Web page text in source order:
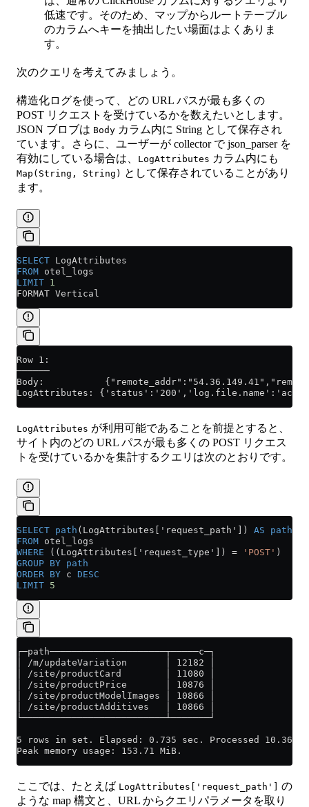
低速です。そのため、マップからルートテーブル
のカラムへキーを抽出したい場面はよくありま
す。
次のクエリを考えてみましょう。
構造化ログを使って、どの URL パスが最も多くの
POST リクエストを受けているかを数えたいとします。
JSON ブロブは Body カラム内に String として保存され
ています。さらに、ユーザーが collector で json_parser を
有効にしている場合は、
LogAttributes カラム内にも
Map(String, String) として保存されていることがあり
ます。
SELECT LogAttributes
FROM otel_logs
LIMIT 1
FORMAT Vertical
Row 1:
──────
Body:
LogAttributes:
LogAttributes が利用可能であることを前提とすると、
サイト内のどの URL パスが最も多くの POST リクエス
トを受けているかを集計するクエリは次のとおりです。
SELECT path (LogAttributes['request_path']) AS path
FROM otel_logs
WHERE ((LogAttributes['request_type']) = 'POST' )
GROUP BY path
ORDER BY c DESC
LIMIT 5
┌─path─────────────────────┬─────c─┐
│ /m/updateVariation       │ 12182 │
│ /site/productCard        │ 11080 │
│ /site/productPrice       │ 10876 │
│ /site/productModelImages │ 10866 │
│ /site/productAdditives   │ 10866 │
└──────────────────────────┴───────┘
5 rows in set. Elapsed: 0.735 sec. Processed
Peak memory usage: 153.71 MiB.
ここでは、たとえば LogAttributes['request_path'] の
ような map 構文と、URL からクエリパラメータを取り